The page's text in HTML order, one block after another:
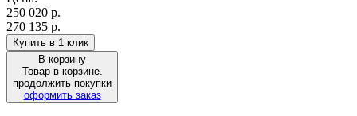
250 020 р.
270 135 р.
Купить в 1 клик
В корзину
Товар в корзине.
продолжить покупки
оформить заказ